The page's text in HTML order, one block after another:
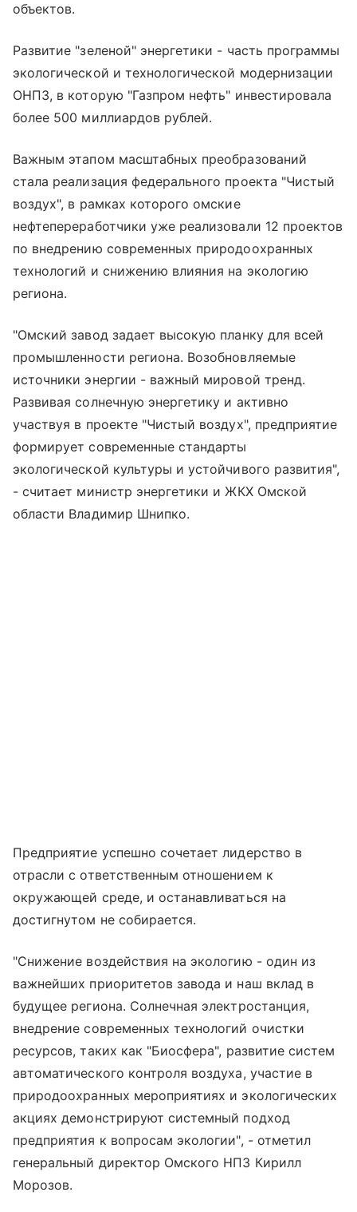
объектов.
Развитие "зеленой" энергетики - часть программы
экологической и технологической модернизации
ОНПЗ, в которую "Газпром нефть" инвестировала
более 500 миллиардов рублей.
Важным этапом масштабных преобразований
стала реализация федерального проекта "Чистый
воздух", в рамках которого омские
нефтепереработчики уже реализовали 12 проектов
по внедрению современных природоохранных
технологий и снижению влияния на экологию
региона.
"Омский завод задает высокую планку для всей
промышленности региона. Возобновляемые
источники энергии - важный мировой тренд.
Развивая солнечную энергетику и активно
участвуя в проекте "Чистый воздух", предприятие
формирует современные стандарты
экологической культуры и устойчивого развития",
- считает министр энергетики и ЖКХ Омской
области Владимир Шнипко.
Предприятие успешно сочетает лидерство в
отрасли с ответственным отношением к
окружающей среде, и останавливаться на
достигнутом не собирается.
"Снижение воздействия на экологию - один из
важнейших приоритетов завода и наш вклад в
будущее региона. Солнечная электростанция,
внедрение современных технологий очистки
ресурсов, таких как "Биосфера", развитие систем
автоматического контроля воздуха, участие в
природоохранных мероприятиях и экологических
акциях демонстрируют системный подход
предприятия к вопросам экологии", - отметил
генеральный директор Омского НПЗ Кирилл
Морозов.